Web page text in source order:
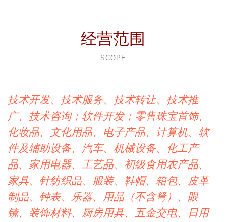
经营范围
SCOPE
技术开发、技术服务、技术转让、技术推
广、技术咨询；软件开发；零售珠宝首饰、
化妆品、文化用品、电子产品、计算机、软
件及辅助设备、汽车、机械设备、化工产
品、家用电器、工艺品、初级食用农产品、
家具、针纺织品、服装、鞋帽、箱包、皮革
制品、钟表、乐器、用品（不含弩）、眼
镜、装饰材料、厨房用具、五金交电、日用